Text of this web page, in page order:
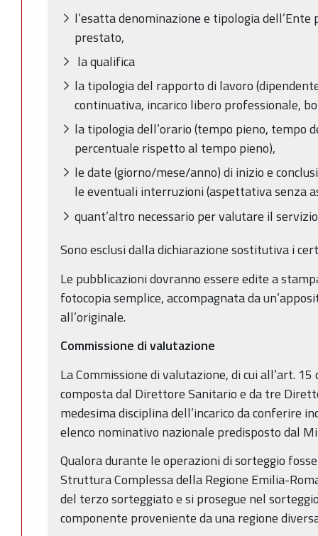
l’esatta denominazione e tipologia
prestato,
la qualifica
la tipologia del rapporto di lavoro
continuativa, incarico libero professionale,
la tipologia dell’orario (tempo pieno,
percentuale rispetto al tempo pieno),
le date (giorno/mese/anno) di inizio e
le eventuali interruzioni (aspettativa senza
quant’altro necessario per valutare il
Sono esclusi dalla dichiarazione sostitutiva i
Le pubblicazioni dovranno essere edite a
fotocopia semplice, accompagnata da
all’originale.
Commissione di valutazione
La Commissione di valutazione, di cui all’art.
composta dal Direttore Sanitario e da tre
medesima disciplina dell’incarico da conferire
elenco nominativo nazionale predisposto dal
Qualora durante le operazioni di sorteggio
Struttura Complessa della Regione Emilia-
del terzo sorteggiato e si prosegue nel
componente proveniente da una regione